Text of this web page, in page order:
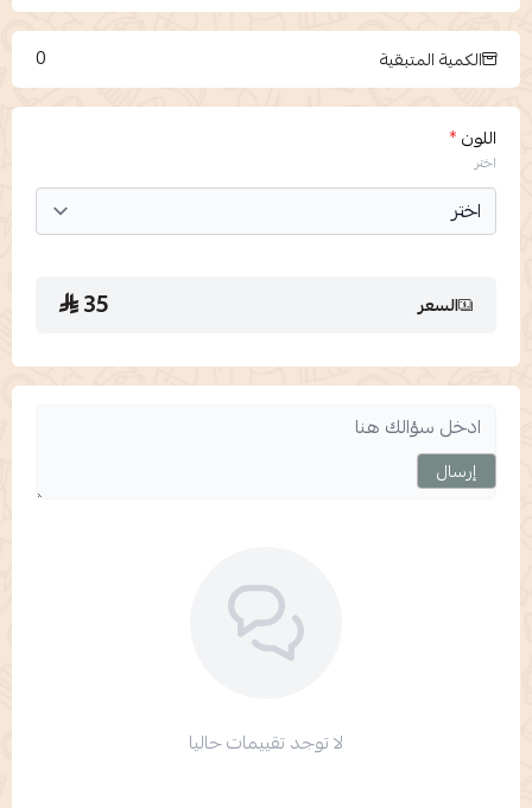
الكمية المتبقية 0
اللون*
اختر
السعر 35
إرسال
لا توجد تقييمات حاليا